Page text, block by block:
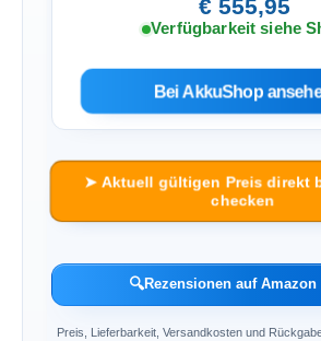
€ 555,95
Verfügbarkeit siehe
Bei AkkuShop
➤ Aktuell gültigen Preis direkt
checken
🔍Rezensionen auf Amazon
Preis, Lieferbarkeit, Versandkosten und